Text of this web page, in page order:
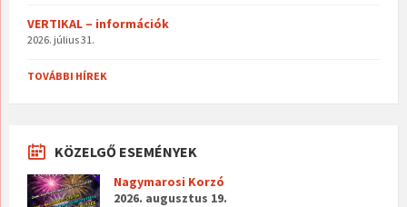
VERTIKAL – információk
2026. július 31.
TOVÁBBI HÍREK
KÖZELGŐ ESEMÉNYEK
Nagymarosi Korzó
2026. augusztus 19.